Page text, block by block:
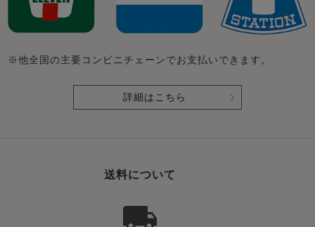
※他全国の主要コンビニチェーンでお支払いできます。
詳細はこちら
送料について